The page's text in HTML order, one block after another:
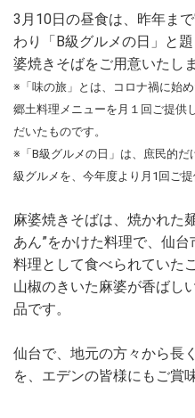
3月10日の昼食は、昨年ま
わり「B級グルメの日」と
婆焼きそばをご用意いたし
※「味の旅」とは、コロナ禍に始
郷土料理メニューを月１回ご提供
だいたものです。
※「B級グルメの日」は、庶民的
級グルメを、今年度より月1回ご提
麻婆焼きそばは、焼かれた
あん”をかけた料理で、仙
料理として食べられていた
山椒のきいた麻婆が香ばし
品です。
仙台で、地元の方々から長
を、エデンの皆様にもご賞